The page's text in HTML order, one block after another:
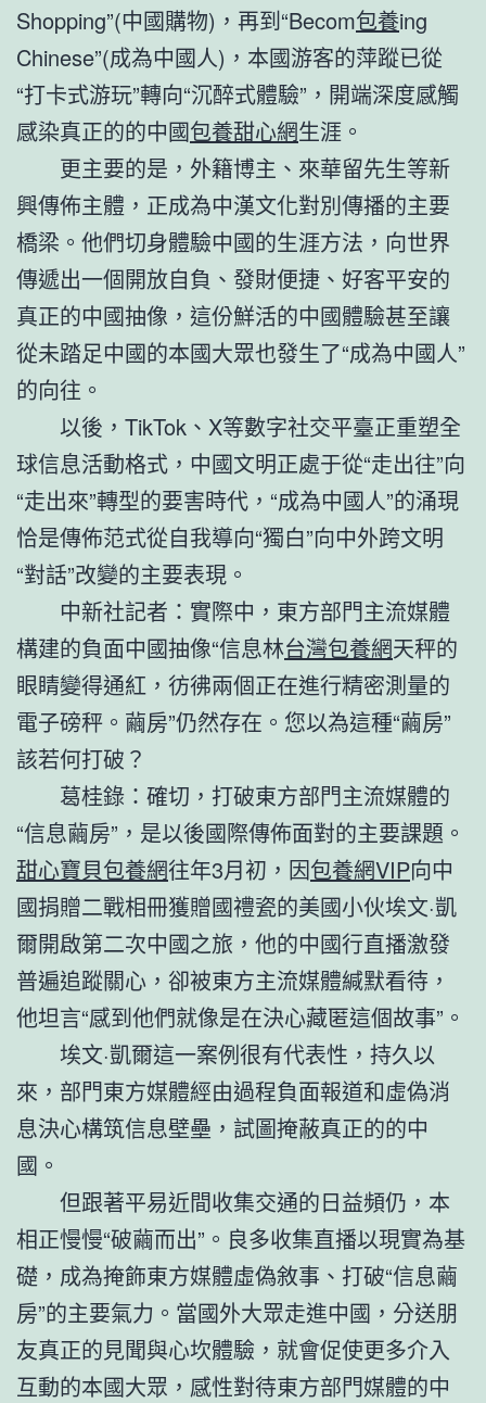
Shopping”(中國購物)，再到“Becom包養ing
Chinese”(成為中國人)，本國游客的萍蹤已從
“打卡式游玩”轉向“沉醉式體驗”，開端深度感觸
感染真正的的中國包養甜心網生涯。
更主要的是，外籍博主、來華留先生等新
興傳佈主體，正成為中漢文化對別傳播的主要
橋梁。他們切身體驗中國的生涯方法，向世界
傳遞出一個開放自負、發財便捷、好客平安的
真正的中國抽像，這份鮮活的中國體驗甚至讓
從未踏足中國的本國大眾也發生了“成為中國人”
的向往。
以後，TikTok、X等數字社交平臺正重塑全
球信息活動格式，中國文明正處于從“走出往”向
“走出來”轉型的要害時代，“成為中國人”的涌現
恰是傳佈范式從自我導向“獨白”向中外跨文明
“對話”改變的主要表現。
中新社記者：實際中，東方部門主流媒體
構建的負面中國抽像“信息林台灣包養網天秤的
眼睛變得通紅，彷彿兩個正在進行精密測量的
電子磅秤。繭房”仍然存在。您以為這種“繭房”
該若何打破？
葛桂錄：確切，打破東方部門主流媒體的
“信息繭房”，是以後國際傳佈面對的主要課題。
甜心寶貝包養網往年3月初，因包養網VIP向中
國捐贈二戰相冊獲贈國禮瓷的美國小伙埃文·凱
爾開啟第二次中國之旅，他的中國行直播激發
普遍追蹤關心，卻被東方主流媒體緘默看待，
他坦言“感到他們就像是在決心藏匿這個故事”。
埃文·凱爾這一案例很有代表性，持久以
來，部門東方媒體經由過程負面報道和虛偽消
息決心構筑信息壁壘，試圖掩蔽真正的的中
國。
但跟著平易近間收集交通的日益頻仍，本
相正慢慢“破繭而出”。良多收集直播以現實為基
礎，成為掩飾東方媒體虛偽敘事、打破“信息繭
房”的主要氣力。當國外大眾走進中國，分送朋
友真正的見聞與心坎體驗，就會促使更多介入
互動的本國大眾，感性對待東方部門媒體的中